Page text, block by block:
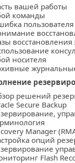
вашей работы
команды
пользователя
восстановления
носителя
решений
Secure Backup
Manager
опций
Flash